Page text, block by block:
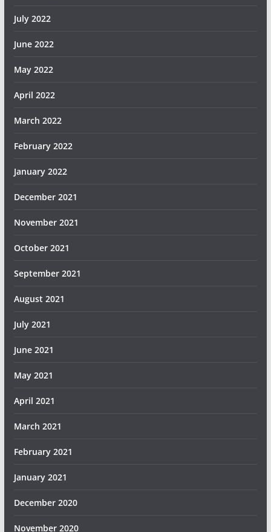
July 2022
June 2022
May 2022
April 2022
March 2022
February 2022
January 2022
December 2021
November 2021
October 2021
September 2021
August 2021
July 2021
June 2021
May 2021
April 2021
March 2021
February 2021
January 2021
December 2020
November 2020